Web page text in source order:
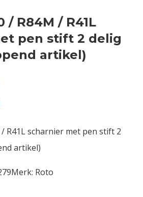
/ R84M / R41L
pen stift 2 delig
artikel)
R41L scharnier met pen stift 2
artikel)
Merk: Roto